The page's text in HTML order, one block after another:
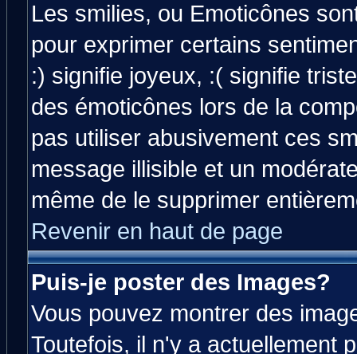
Les smilies, ou Emoticônes
pour exprimer certains
:) signifie joyeux, :( signifie
des émoticônes lors de la
pas utiliser abusivement ces
message illisible et un
même de le supprimer
Revenir en haut de page
Puis-je poster des Images?
Vous pouvez montrer des
Toutefois, il n'y a actuellement